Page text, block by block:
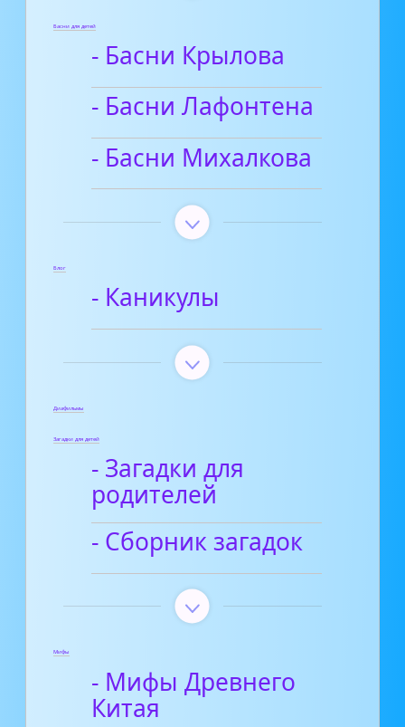
Басни для детей
- Басни Крылова
- Басни Лафонтена
- Басни Михалкова
Блог
- Каникулы
Диафильмы
Загадки для детей
- Загадки для
родителей
- Сборник загадок
Мифы
- Мифы Древнего
Китая